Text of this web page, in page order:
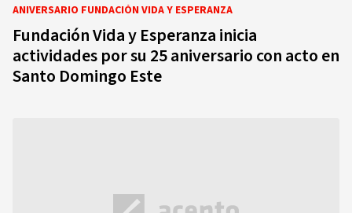
ANIVERSARIO FUNDACIÓN VIDA Y ESPERANZA
Fundación Vida y Esperanza inicia
actividades por su 25 aniversario con acto en
Santo Domingo Este